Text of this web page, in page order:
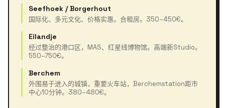
Seefhoek / Borgerhout
国际化、多元文化、价格实惠。合租房。350–450€。
Eilandje
经过整治的港口区，MAS、红星线博物馆。高端新Studio。
550–750€。
Berchem
外围易于进入的城镇，重要火车站，Berchemstation距市
中心10分钟。380–480€。